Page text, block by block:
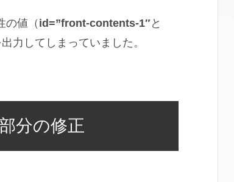
の値（id=”front-contents-1″ と
力してしまっていました。
分の修正